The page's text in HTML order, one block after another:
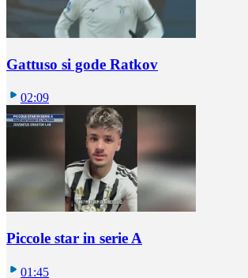
Gattuso si gode Ratkov
02:09
Piccole star in serie A
01:45